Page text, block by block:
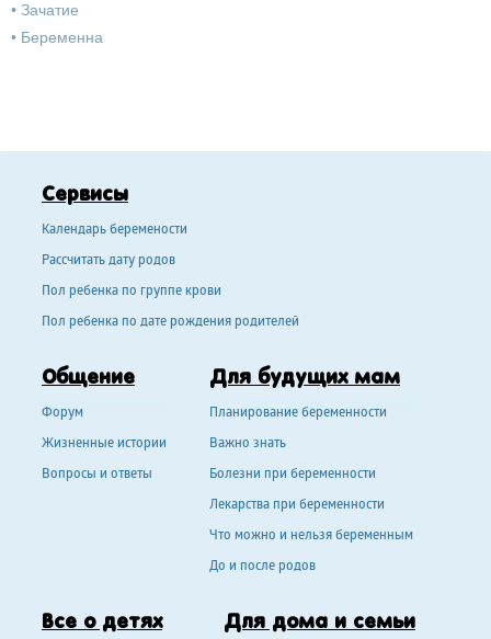
• Зачатие
• Беременна
Сервисы
Календарь беремености
Рассчитать дату родов
Пол ребенка по группе крови
Пол ребенка по дате рождения родителей
Общение
Форум
Жизненные истории
Вопросы и ответы
Для будущих мам
Планирование беременности
Важно знать
Болезни при беременности
Лекарства при беременности
Что можно и нельзя беременным
До и после родов
Все о детях Для дома и семьи